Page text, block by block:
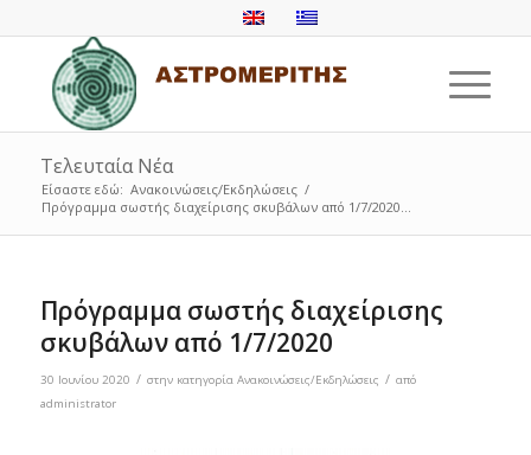
Τελευταία Νέα
Είσαστε εδώ: Ανακοινώσεις/Εκδηλώσεις /
Πρόγραμμα σωστής διαχείρισης σκυβάλων από 1/7/2020...
Πρόγραμμα σωστής διαχείρισης
σκυβάλων από 1/7/2020
30 Ιουνίου 2020 / στην κατηγορία Ανακοινώσεις/Εκδηλώσεις / από
administrator